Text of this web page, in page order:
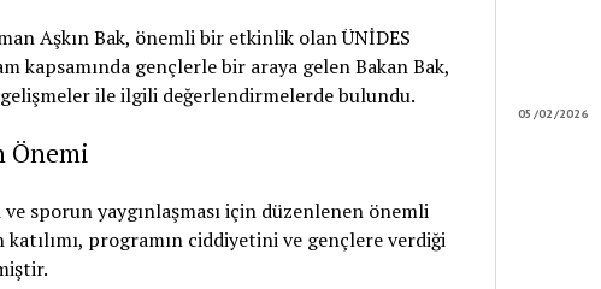
Aşkın Bak, önemli bir etkinlik olan ÜNİDES
kapsamında gençlerle bir araya gelen Bakan Bak,
ile ilgili değerlendirmelerde bulundu.
Önemi
sporun yaygınlaşması için düzenlenen önemli
programın ciddiyetini ve gençlere verdiği
05/02/2026